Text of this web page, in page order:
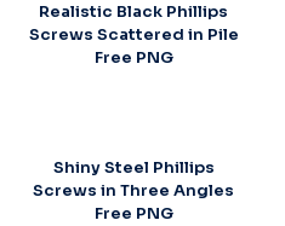
Realistic Black Phillips
Screws Scattered in Pile
Free PNG
Shiny Steel Phillips
Screws in Three Angles
Free PNG